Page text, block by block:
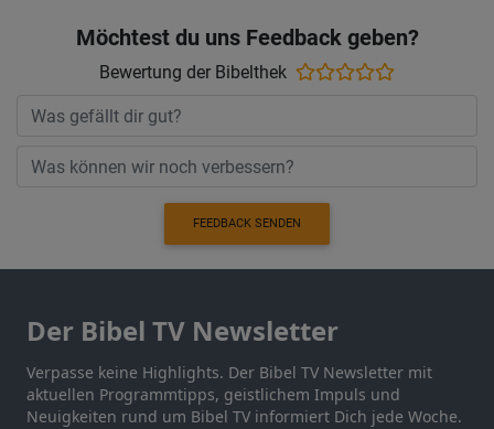
Möchtest du uns Feedback geben?
Bewertung der Bibelthek
FEEDBACK SENDEN
Der Bibel TV Newsletter
Verpasse keine Highlights. Der Bibel TV Newsletter mit
aktuellen Programmtipps, geistlichem Impuls und
Neuigkeiten rund um Bibel TV informiert Dich jede Woche.